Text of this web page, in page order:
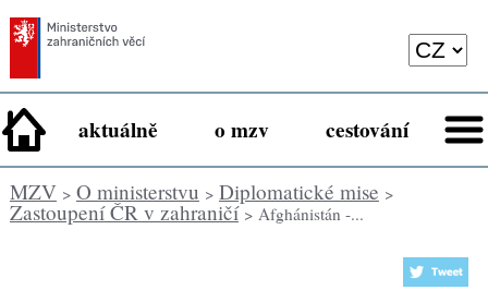
aktuálně o mzv cestování
MZV> O ministerstvu > Diplomatické mise >
Zastoupení ČR v zahraničí> Afghánistán -...